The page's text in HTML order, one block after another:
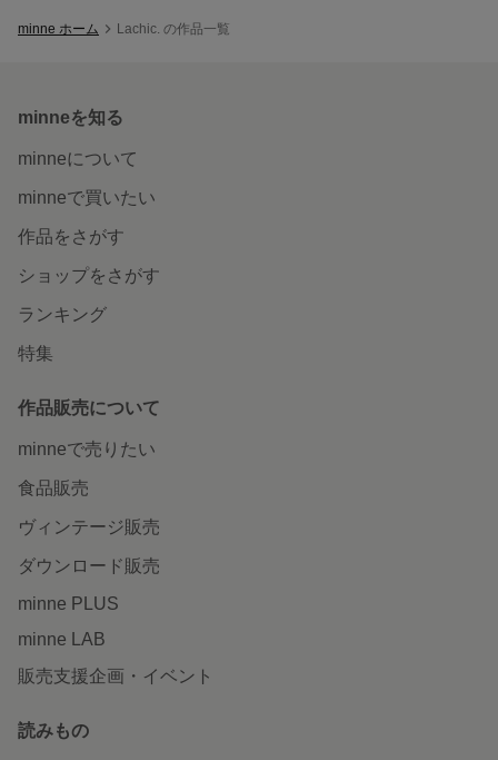
minne ホーム Lachic. の作品一覧
minneを知る
minneについて
minneで買いたい
作品をさがす
ショップをさがす
ランキング
特集
作品販売について
minneで売りたい
食品販売
ヴィンテージ販売
ダウンロード販売
minne PLUS
minne LAB
販売支援企画・イベント
読みもの